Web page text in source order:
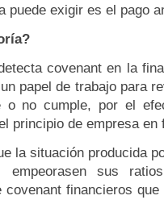
puede exigir es el pago
covenant en la
papel de trabajo para
o no cumple, por el
principio de empresa en
la situación producida
empeorasen sus
covenant financieros